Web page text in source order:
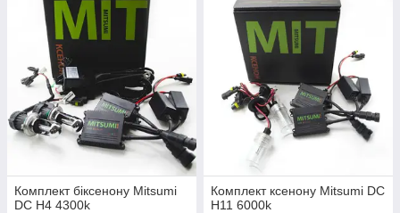
Комплект біксенону Mitsumi
DC H4 4300k
Комплект ксенону Mitsumi DC
H11 6000k